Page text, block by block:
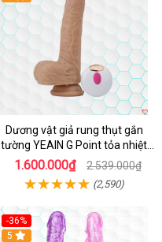
Dương vật giả rung thụt gắn
tường YEAIN G Point tỏa nhiệt
điều khiển từ xa
1.600.000₫ 2.539.000₫
(2,590)
-36%
Hot
5